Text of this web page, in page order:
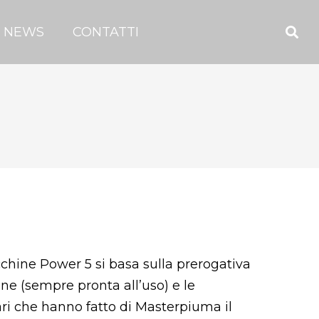
NEWS CONTATTI
Power 5 si basa sulla prerogativa
(sempre pronta all’uso) e le
che hanno fatto di Masterpiuma il